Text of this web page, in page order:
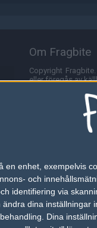
en enhet, exempelvis
och
identifiering via
dina inställningar
Dina
Om Fragbite
Copyright
eller föregås av
Alla åsikter
Programmering
Fragbite
omröstningar
besöka Fragbite.
Annonsering